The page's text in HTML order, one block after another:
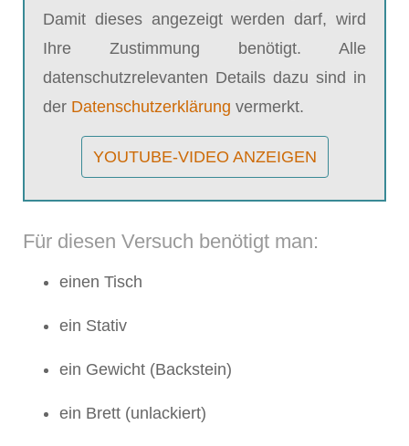
Damit dieses angezeigt werden darf, wird
Ihre Zustimmung benötigt. Alle
datenschutzrelevanten Details dazu sind in
der Datenschutzerklärung vermerkt.
YOUTUBE-VIDEO ANZEIGEN
Für diesen Versuch benötigt man:
einen Tisch
ein Stativ
ein Gewicht (Backstein)
ein Brett (unlackiert)